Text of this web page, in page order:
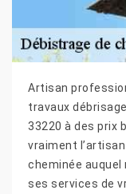
Artisan
travaux
33220 à des prix
vraiment
cheminée auquel
ses services de